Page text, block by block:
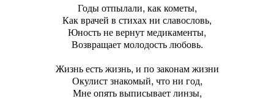
Годы отпылали, как кометы,
Как врачей в стихах ни славословь,
Юность не вернут медикаменты,
Возвращает молодость любовь.
Жизнь есть жизнь, и по законам жизни
Окулист знакомый, что ни год,
Мне опять выписывает линзы,